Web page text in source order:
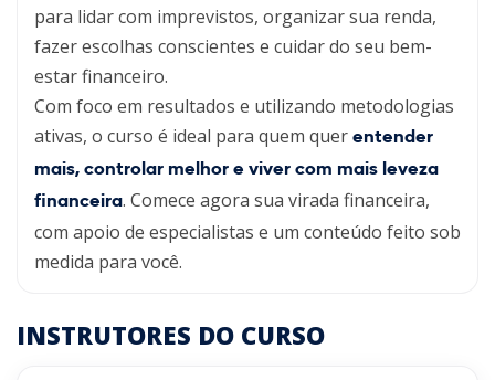
para lidar com imprevistos, organizar sua renda,
fazer escolhas conscientes e cuidar do seu bem-
estar financeiro.
Com foco em resultados e utilizando metodologias
ativas, o curso é ideal para quem quer entender
mais, controlar melhor e viver com mais leveza
financeira. Comece agora sua virada financeira,
com apoio de especialistas e um conteúdo feito sob
medida para você.
INSTRUTORES DO CURSO